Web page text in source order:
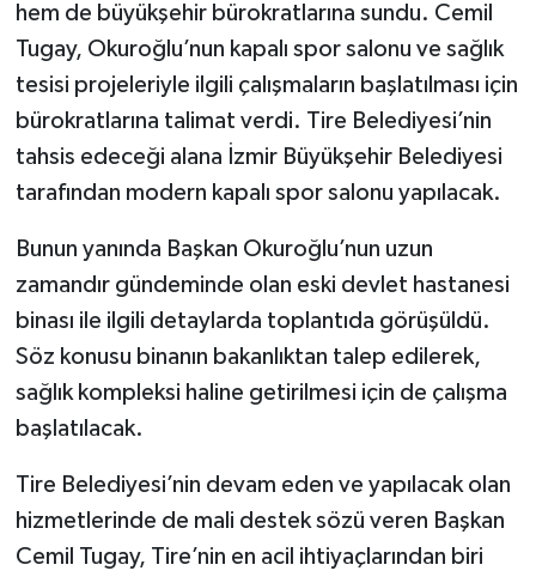
hem de büyükşehir bürokratlarına sundu. Cemil
Tugay, Okuroğlu’nun kapalı spor salonu ve sağlık
tesisi projeleriyle ilgili çalışmaların başlatılması için
bürokratlarına talimat verdi. Tire Belediyesi’nin
tahsis edeceği alana İzmir Büyükşehir Belediyesi
tarafından modern kapalı spor salonu yapılacak.
Bunun yanında Başkan Okuroğlu’nun uzun
zamandır gündeminde olan eski devlet hastanesi
binası ile ilgili detaylarda toplantıda görüşüldü.
Söz konusu binanın bakanlıktan talep edilerek,
sağlık kompleksi haline getirilmesi için de çalışma
başlatılacak.
Tire Belediyesi’nin devam eden ve yapılacak olan
hizmetlerinde de mali destek sözü veren Başkan
Cemil Tugay, Tire’nin en acil ihtiyaçlarından biri